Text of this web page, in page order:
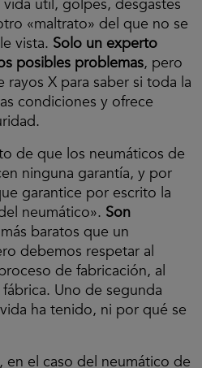
útil, golpes, desgastes
«maltrato» del que no se
vista. Solo un experto
posibles problemas, pero
rayos X para saber si toda la
condiciones y ofrece
de que los neumáticos de
ninguna garantía, y por
garantice por escrito la
neumático». Son
baratos que un
debemos respetar al
de fabricación, al
Uno de segunda
ha tenido, ni por qué se
en el caso del neumático de